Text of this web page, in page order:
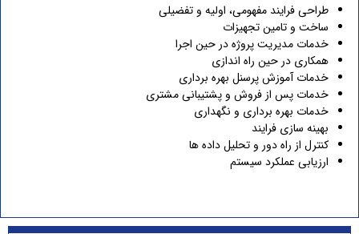
طراحی فرایند مفهومی، اولیه و تفضیلی
ساخت و تامین تجهیزات
خدمات مدیریت پروژه در حین اجرا
همکاری در حین راه اندازی
خدمات آموزش پرسنل بهره برداری
خدمات پس از فروش و پشتیبانی مشتری
خدمات بهره برداری و نگهداری
بهینه سازی فرایند
کنترل از راه دور و تحلیل داده ها
ارزیابی عملکرد سیستم